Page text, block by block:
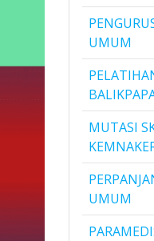
UMUM
MUTASI
UMUM